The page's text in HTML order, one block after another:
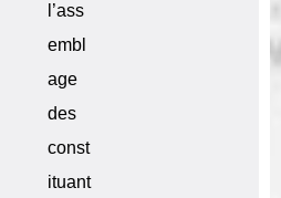
l’ass
embl
age
des
const
ituant